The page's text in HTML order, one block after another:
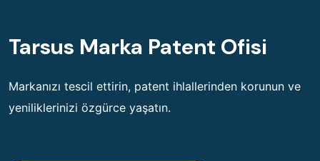
Tarsus Marka Patent Ofisi
Markanızı tescil ettirin, patent ihlallerinden korunun ve
yeniliklerinizi özgürce yaşatın.